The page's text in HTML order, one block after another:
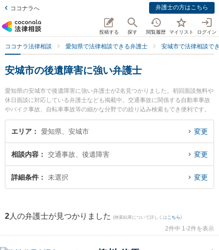
ココナラへ 弁護士の方はこちら
投稿する 探す 閲覧履歴 マイリスト ログイン
ココナラ法律相談 愛知県で法律相談できる弁護士 安城市で法律相談で
安城市の後遺障害に強い弁護士
愛知県の安城市で後遺障害に強い弁護士が2名見つかりました。初回面談無料や
休日面談に対応している弁護士なども掲載中。交通事故に関係する自動車事故
やバイク事故、自転車事故等の細かな分野での絞り込み検索もでき便利です。
特に安城カトレア法律事務所の猪瀬 秀美弁護士や財前法律事務所の財前 かのこ
弁護士のプロフィール情報や弁護士費用、強みなどが注目されています。『安
回相談無料で後遺障害を法律相談できる安城市内の弁護士に相談予約したい』
などでお困りの相談者さんにおすすめです。
エリア 愛知県、安城市 変更
相談内容 交通事故、後遺障害 変更
詳細条件 未選択 変更
2 人の弁護士が見つかりました (検索結果について詳しくは こちら)
2件中 1-2件を表示